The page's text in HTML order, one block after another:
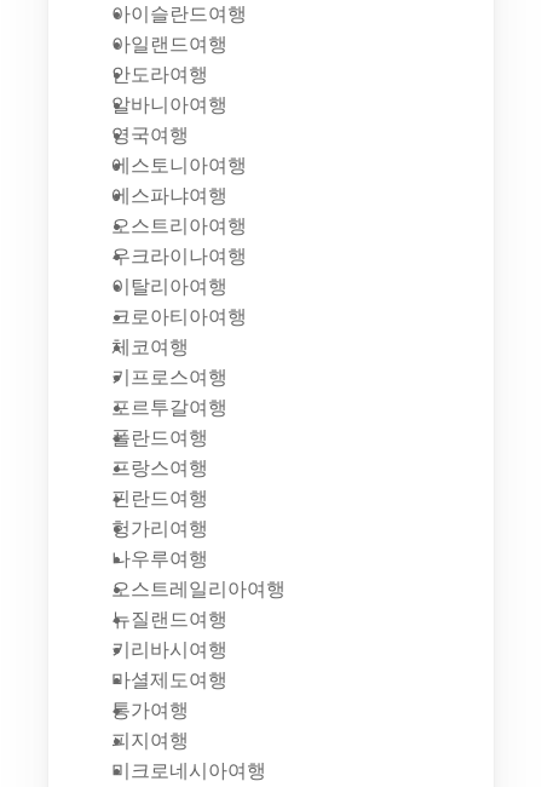
아이슬란드여행
아일랜드여행
안도라여행
알바니아여행
영국여행
에스토니아여행
에스파냐여행
오스트리아여행
우크라이나여행
이탈리아여행
크로아티아여행
체코여행
키프로스여행
포르투갈여행
폴란드여행
프랑스여행
핀란드여행
헝가리여행
나우루여행
오스트레일리아여행
뉴질랜드여행
키리바시여행
마셜제도여행
통가여행
피지여행
미크로네시아여행